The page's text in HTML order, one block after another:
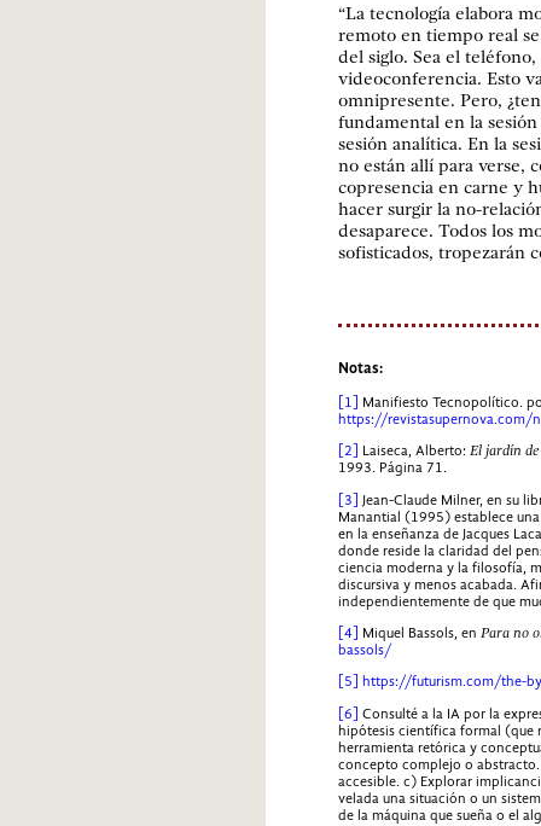
“La tecnología elabora
remoto en tiempo real
del siglo. Sea el
videoconferencia. Esto
omnipresente. Pero,
fundamental en la
sesión analítica. En la
no están allí para verse,
copresencia en carne y
hacer surgir la no-
desaparece. Todos los
sofisticados, tropezarán
Notas:
[1]
Manifiesto Tecnopolítico.
https://
[2]
Laiseca, Alberto: El jardín
1993. Página 71.
[3] Jean-Claude Milner, en su
Manantial (1995) establece
en la enseñanza de Jacques
donde reside la claridad del
ciencia moderna y la filosofía,
discursiva y menos acabada.
independientemente de que
[4]
Miquel Bassols, en Para no
bassols/
[5]
https://futurism.com/the-
[6] Consulté a la IA por la
hipótesis científica formal (que
herramienta retórica y
concepto complejo o
accesible. c) Explorar
velada una situación o un
de la máquina que sueña o el